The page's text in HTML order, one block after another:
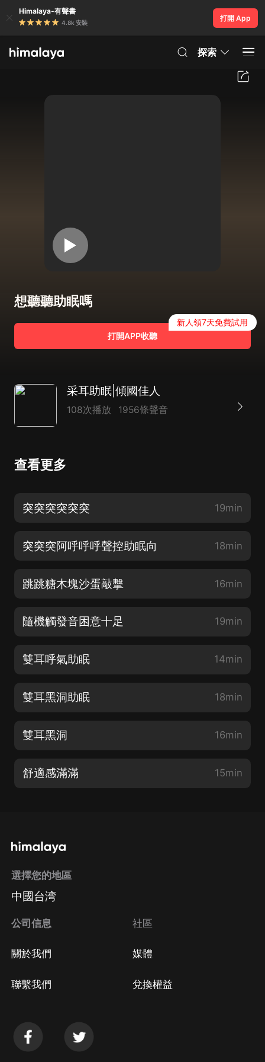
Himalaya-有聲書
4.8k 安裝
打開 App
探索
想聽聽助眠嗎
打開APP收聽
新人領7天免費試用
采耳助眠|傾國佳人
108次播放 1956條聲音
查看更多
突突突突突突 19min
突突突阿呼呼呼聲控助眠向 18min
跳跳糖木塊沙蛋敲擊 16min
隨機觸發音困意十足 19min
雙耳呼氣助眠 14min
雙耳黑洞助眠 18min
雙耳黑洞 16min
舒適感滿滿 15min
選擇您的地區
中國台湾
公司信息
關於我們
聯繫我們
社區
媒體
兌換權益